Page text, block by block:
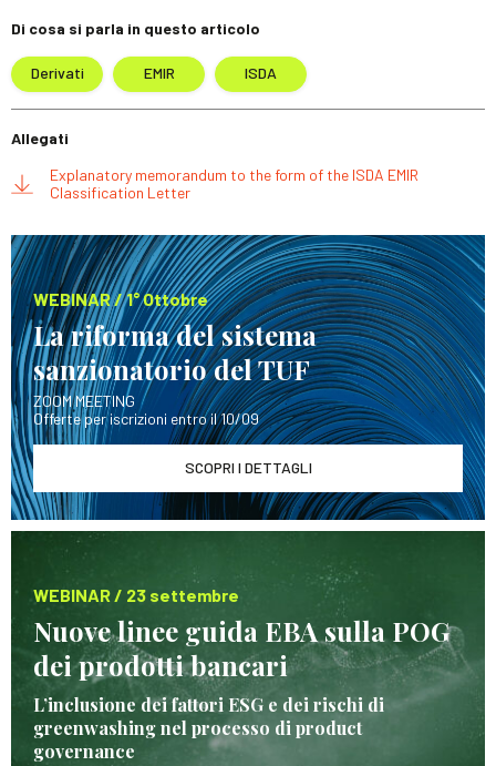
Di cosa si parla in questo articolo
Derivati EMIR ISDA
Allegati
Explanatory memorandum to the form of the ISDA EMIR
Classification Letter
WEBINAR / 1° Ottobre
La riforma del sistema
sanzionatorio del TUF
ZOOM MEETING
Offerte per iscrizioni entro il 10/09
SCOPRI I DETTAGLI
WEBINAR / 23 settembre
Nuove linee guida EBA sulla POG
dei prodotti bancari
L’inclusione dei fattori ESG e dei rischi di
greenwashing nel processo di product
governance